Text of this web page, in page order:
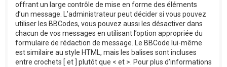
offrant un large contrôle de mise en forme des éléments
d’un message. L’administrateur peut décider si vous pouvez
utiliser les BBCodes, vous pouvez aussi les désactiver dans
chacun de vos messages en utilisant l’option appropriée du
formulaire de rédaction de message. Le BBCode lui-même
est similaire au style HTML, mais les balises sont incluses
entre crochets [ et ] plutôt que < et >. Pour plus d’informations